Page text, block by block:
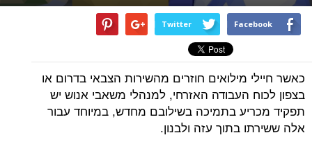
Facebook
Twitter
כאשר חיילי מילואים חוזרים מהשירות הצבאי בדרום או
בצפון לכוח העבודה האזרחי, למנהלי משאבי אנוש יש
תפקיד מכריע בתמיכה בשילובם מחדש, במיוחד עבור
אלה ששירתו בתוך עזה ולבנון.